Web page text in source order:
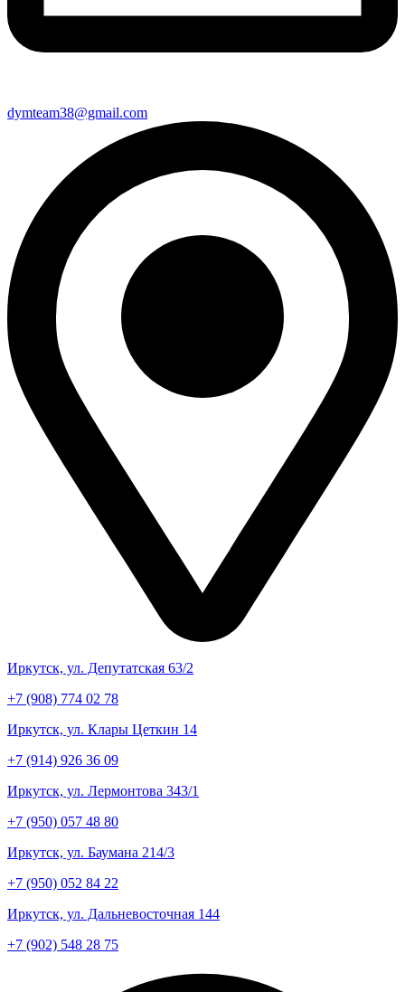
dymteam38@gmail.com
Иркутск, ул. Депутатская 63/2
+7 (908) 774 02 78
Иркутск, ул. Клары Цеткин 14
+7 (914) 926 36 09
Иркутск, ул. Лермонтова 343/1
+7 (950) 057 48 80
Иркутск, ул. Баумана 214/3
+7 (950) 052 84 22
Иркутск, ул. Дальневосточная 144
+7 (902) 548 28 75